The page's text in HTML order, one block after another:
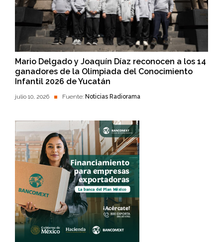
Mario Delgado y Joaquín Díaz reconocen a los 14
ganadores de la Olimpiada del Conocimiento
Infantil 2026 de Yucatán
julio 10, 2026 Fuente: Noticias Radiorama